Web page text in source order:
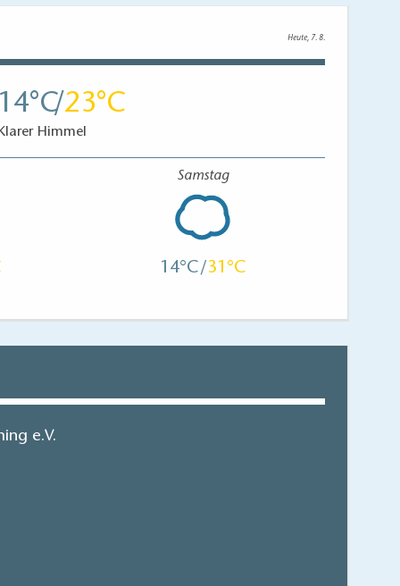
Heute, 7. 8.
14 23
Klarer Himmel
Samstag
14 31
e.V.